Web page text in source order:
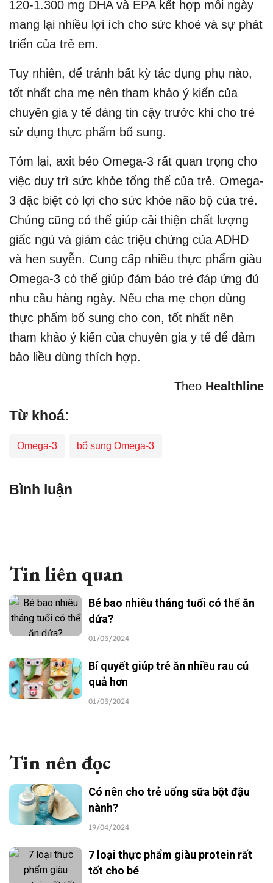
120-1.300 mg DHA và EPA kết hợp mỗi ngày
mang lại nhiều lợi ích cho sức khoẻ và sự phát
triển của trẻ em.
Tuy nhiên, để tránh bất kỳ tác dụng phụ nào,
tốt nhất cha mẹ nên tham khảo ý kiến của
chuyên gia y tế đáng tin cậy trước khi cho trẻ
sử dụng thực phẩm bổ sung.
Tóm lại, axit béo Omega-3 rất quan trọng cho
việc duy trì sức khỏe tổng thể của trẻ. Omega-
3 đặc biệt có lợi cho sức khỏe não bộ của trẻ.
Chúng cũng có thể giúp cải thiện chất lượng
giấc ngủ và giảm các triệu chứng của ADHD
và hen suyễn. Cung cấp nhiều thực phẩm giàu
Omega-3 có thể giúp đảm bảo trẻ đáp ứng đủ
nhu cầu hàng ngày. Nếu cha mẹ chọn dùng
thực phẩm bổ sung cho con, tốt nhất nên
tham khảo ý kiến của chuyên gia y tế để đảm
bảo liều dùng thích hợp.
Theo Healthline
Từ khoá:
Omega-3 bổ sung Omega-3
Bình luận
Tin liên quan
Bé bao nhiêu tháng tuổi có thể ăn
dứa?
01/05/2024
Bí quyết giúp trẻ ăn nhiều rau củ
quả hơn
01/05/2024
Tin nên đọc
Có nên cho trẻ uống sữa bột đậu
nành?
19/04/2024
7 loại thực phẩm giàu protein rất
tốt cho bé